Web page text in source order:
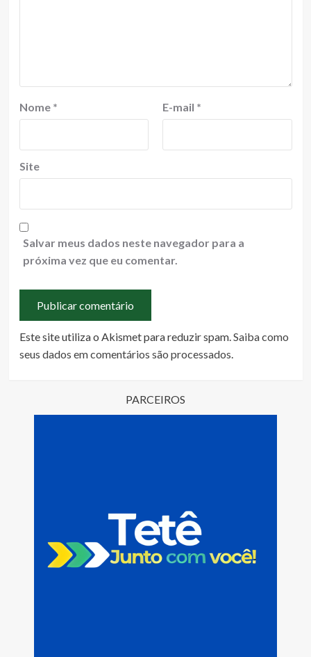
Nome * E-mail *
Site
Salvar meus dados neste navegador para a
próxima vez que eu comentar.
Este site utiliza o Akismet para reduzir spam.Saiba como
seus dados em comentários são processados.
PARCEIROS